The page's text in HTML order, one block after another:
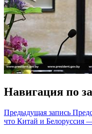
Навигация по
Предыдущая запись
что Китай и Белоруссия